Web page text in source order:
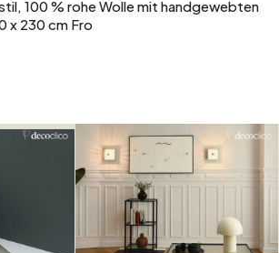
100 % rohe Wolle mit handgewebten
x 230 cm Fro